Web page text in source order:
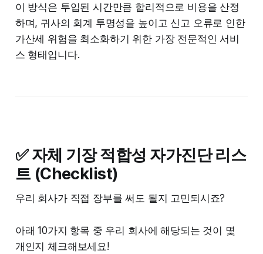
이 방식은 투입된 시간만큼 합리적으로 비용을 산정
하며, 귀사의 회계 투명성을 높이고 신고 오류로 인한
가산세 위험을 최소화하기 위한 가장 전문적인 서비
스 형태입니다.
✅ 자체 기장 적합성 자가진단 리스
트 (Checklist)
우리 회사가 직접 장부를 써도 될지 고민되시죠?
아래 10가지 항목 중 우리 회사에 해당되는 것이 몇
개인지 체크해보세요!